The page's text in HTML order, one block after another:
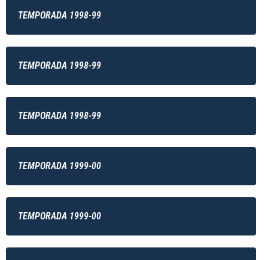
TEMPORADA 1998-99
TEMPORADA 1998-99
TEMPORADA 1998-99
TEMPORADA 1999-00
TEMPORADA 1999-00